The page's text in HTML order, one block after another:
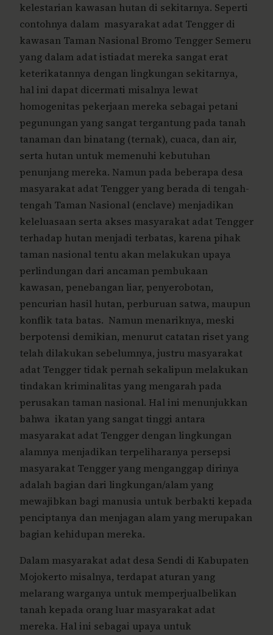
kelestarian kawasan hutan di sekitarnya. Seperti
contohnya dalam masyarakat adat Tengger di
kawasan Taman Nasional Bromo Tengger Semeru
yang dalam adat istiadat mereka sangat erat
keterikatannya dengan lingkungan sekitarnya,
hal ini dapat dicermati misalnya lewat
homogenitas pekerjaan mereka sebagai petani
pegunungan yang sangat tergantung pada tanah
tanaman dan binatang (ternak), cuaca, dan air,
serta hutan untuk memenuhi kebutuhan
penunjang mereka. Namun pada beberapa desa
masyarakat adat Tengger yang berada di tengah-
tengah Taman Nasional (enclave) menjadikan
keleluasaan serta akses masyarakat adat Tengger
terhadap hutan menjadi terbatas, karena pihak
taman nasional tentu akan melakukan upaya
perlindungan dari ancaman pembukaan
kawasan, penebangan liar, penyerobotan,
pencurian hasil hutan, perburuan satwa, maupun
konflik tata batas. Namun menariknya, meski
berpotensi demikian, menurut catatan riset yang
telah dilakukan sebelumnya, justru masyarakat
adat Tengger tidak pernah sekalipun melakukan
tindakan kriminalitas yang mengarah pada
perusakan taman nasional. Hal ini menunjukkan
bahwa ikatan yang sangat tinggi antara
masyarakat adat Tengger dengan lingkungan
alamnya menjadikan terpeliharanya persepsi
masyarakat Tengger yang menganggap dirinya
adalah bagian dari lingkungan/alam yang
mewajibkan bagi manusia untuk berbakti kepada
penciptanya dan menjagan alam yang merupakan
bagian kehidupan mereka.
Dalam masyarakat adat desa Sendi di Kabupaten
Mojokerto misalnya, terdapat aturan yang
melarang warganya untuk memperjualbelikan
tanah kepada orang luar masyarakat adat
mereka. Hal ini sebagai upaya untuk